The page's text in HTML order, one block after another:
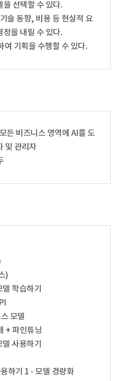
을 선택할 수 있다.
술 동향, 비용 등 현실적 요
정을 내릴 수 있다.
여 기획을 수행할 수 있다.
든 비즈니스 영역에 AI를 도
및 관리자
)
학습하기
모델
+ 파인튜닝
사용하기
하기 1 - 모델 경량화